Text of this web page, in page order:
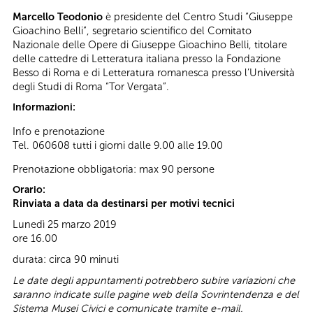
Marcello Teodonio è presidente del Centro Studi “Giuseppe
Gioachino Belli”, segretario scientifico del Comitato
Nazionale delle Opere di Giuseppe Gioachino Belli, titolare
delle cattedre di Letteratura italiana presso la Fondazione
Besso di Roma e di Letteratura romanesca presso l’Università
degli Studi di Roma “Tor Vergata”.
Informazioni:
Info e prenotazione
Tel. 060608 tutti i giorni dalle 9.00 alle 19.00
Prenotazione obbligatoria: max 90 persone
Orario:
Rinviata a data da destinarsi per motivi tecnici
Lunedì 25 marzo 2019
ore 16.00
durata: circa 90 minuti
Le date degli appuntamenti potrebbero subire variazioni che
saranno indicate sulle pagine web della Sovrintendenza e del
Sistema Musei Civici e comunicate tramite e-mail.